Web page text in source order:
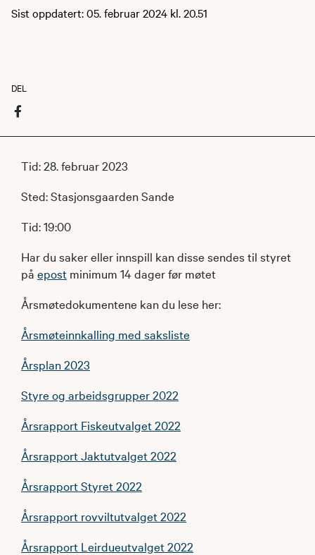
Sist oppdatert: 05. februar 2024 kl. 20.51
DEL
Tid: 28. februar 2023
Sted: Stasjonsgaarden Sande
Tid: 19:00
Har du saker eller innspill kan disse sendes til styret
på epost minimum 14 dager før møtet
Årsmøtedokumentene kan du lese her:
Årsmøteinnkalling med saksliste
Årsplan 2023
Styre og arbeidsgrupper 2022
Årsrapport Fiskeutvalget 2022
Årsrapport Jaktutvalget 2022
Årsrapport Styret 2022
Årsrapport rovviltutvalget 2022
Årsrapport Leirdueutvalget 2022